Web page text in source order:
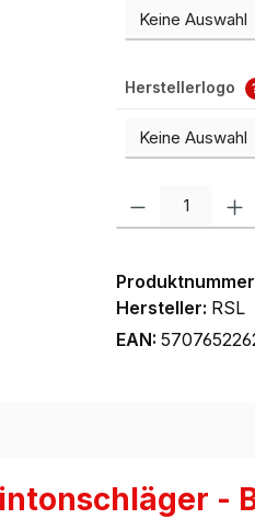
Herstellerlogo
Produkt Anzahl:
Hersteller: RSL
EAN:
-